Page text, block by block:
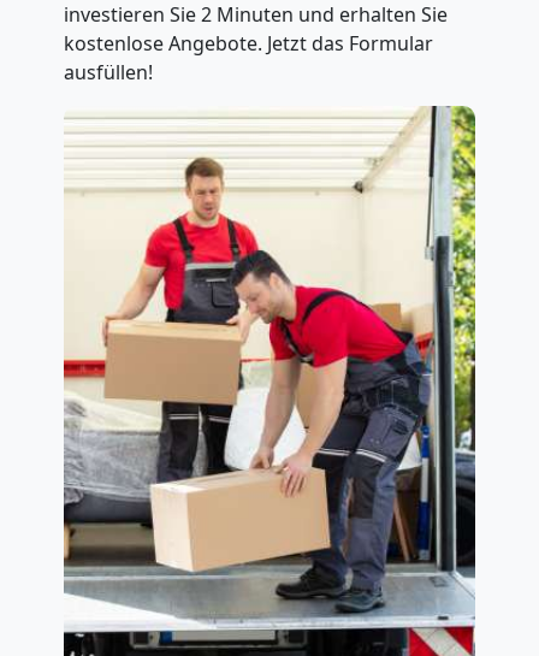
investieren Sie 2 Minuten und erhalten Sie
kostenlose Angebote. Jetzt das Formular
ausfüllen!